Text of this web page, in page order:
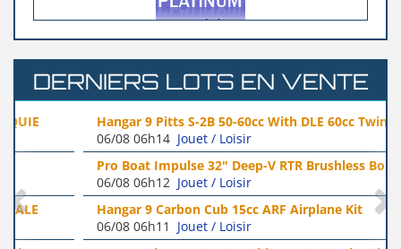
DERNIERS LOTS EN VENTE
Hangar 9 Pitts S-2B 50-60cc With DLE 60cc Twin Engine...
06/08 06h14Jouet / Loisir
Pro Boat Impulse 32" Deep-V RTR Brushless Boat
(realworld...)
06/08 06h12Jouet / Loisir
Hangar 9 Carbon Cub 15cc ARF Airplane Kit
(realworldhobby)
06/08 06h11Jouet / Loisir